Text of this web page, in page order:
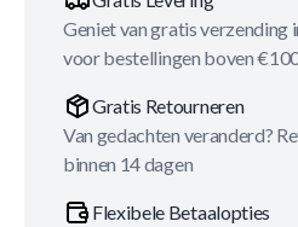
Geniet van gratis verzending
voor bestellingen boven
Gratis Retourneren
Van gedachten veranderd?
binnen 14 dagen
Flexibele Betaalopties